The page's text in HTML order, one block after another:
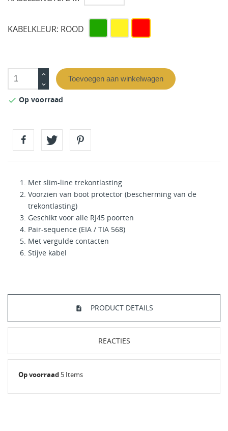
KABELKLEUR: ROOD Groen Geel Rood
Toevoegen aan winkelwagen
 Op voorraad
Met slim-line trekontlasting
Voorzien van boot protector (bescherming van de
trekontlasting)
Geschikt voor alle RJ45 poorten
Pair-sequence (EIA / TIA 568)
Met vergulde contacten
Stijve kabel
PRODUCT DETAILS
REACTIES
Op voorraad 5 Items